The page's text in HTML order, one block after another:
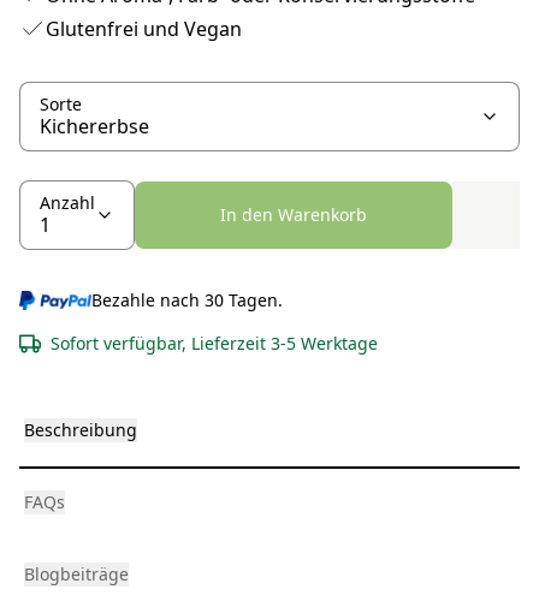
Glutenfrei und Vegan
Sorte
Anzahl
In den Warenkorb
Bezahle nach 30 Tagen.
Sofort verfügbar, Lieferzeit 3-5 Werktage
Beschreibung
FAQs
Blogbeiträge